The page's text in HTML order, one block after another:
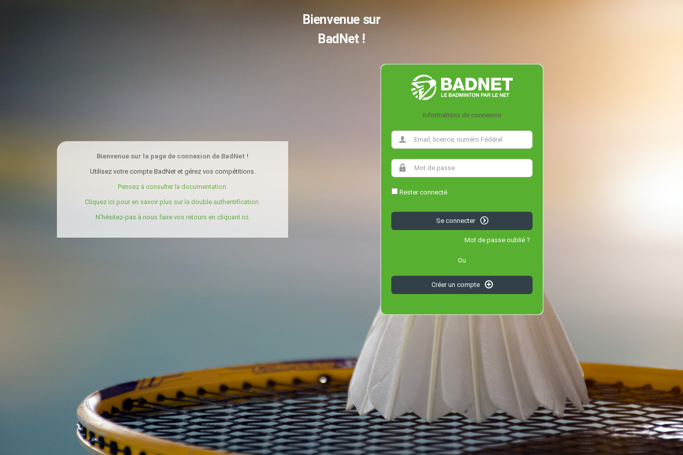
Bienvenue sur
BadNet !
Bienvenue sur la page de connexion de BadNet !
Utilisez votre compte BadNet et gérez vos compétitions.
Pensez à consulter la documentation.
Cliquez ici pour en savoir plus sur la double authentification.
N'hésitez-pas à nous faire vos retours en cliquant ici.
Informations de connexion
Rester connecté
Se connecter
Mot de passe oublié ?
Ou
Créer un compte